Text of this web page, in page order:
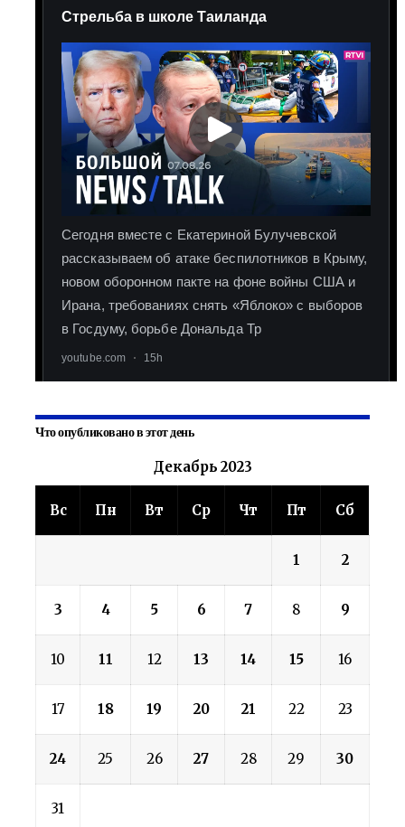
Что опубликовано в этот день
Декабрь 2023
Вс Пн Вт Ср Чт Пт Сб
1 2
3 4 5 6 7 8 9
10 11 12 13 14 15 16
17 18 19 20 21 22 23
24 25 26 27 28 29 30
31